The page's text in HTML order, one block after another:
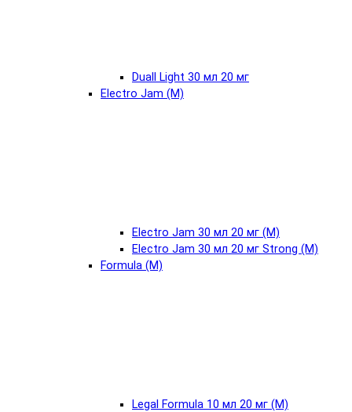
Duall Light 30 мл 20 мг
Electro Jam (М)
Electro Jam 30 мл 20 мг (М)
Electro Jam 30 мл 20 мг Strong (М)
Formula (М)
Legal Formula 10 мл 20 мг (М)